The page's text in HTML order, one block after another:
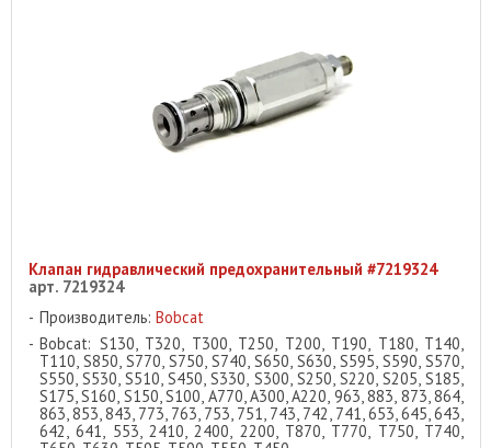
Клапан гидравлический предохранительный #7219324
арт. 7219324
Производитель: Bobcat
Bobcat: S130, T320, T300, T250, T200, T190, T180, T140,
T110, S850, S770, S750, S740, S650, S630, S595, S590, S570,
S550, S530, S510, S450, S330, S300, S250, S220, S205, S185,
S175, S160, S150, S100, A770, A300, A220, 963, 883, 873, 864,
863, 853, 843, 773, 763, 753, 751, 743, 742, 741, 653, 645, 643,
642, 641, 553, 2410, 2400, 2200, T870, T770, T750, T740,